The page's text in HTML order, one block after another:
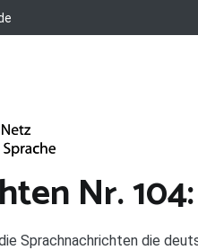
V. Nr.
Sprachnachrichten die